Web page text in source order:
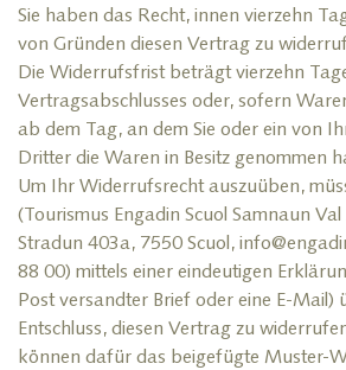
Sie haben das Recht, innen vierzehn
von Gründen diesen Vertrag zu
Die Widerrufsfrist beträgt vierzehn
Vertragsabschlusses oder, sofern
ab dem Tag, an dem Sie oder ein von
Dritter die Waren in Besitz genommen
Um Ihr Widerrufsrecht auszuüben,
(Tourismus Engadin Scuol Samnaun
Stradun 403a, 7550 Scuol,
88 00) mittels einer eindeutigen
Post versandter Brief oder eine E-Mail)
Entschluss, diesen Vertrag zu
können dafür das beigefügte Muster-